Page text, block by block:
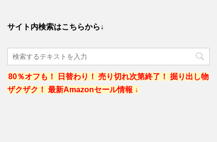
サイト内検索はこちらから↓
80％オフも！ 日替わり！ 売り切れ次第終了！ 掘り出し物
ザクザク！ 最新Amazonセール情報 ↓